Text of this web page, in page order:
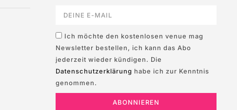
Ich möchte den kostenlosen venue mag
Newsletter bestellen, ich kann das Abo
jederzeit wieder kündigen. Die
Datenschutzerklärung habe ich zur Kenntnis
genommen.
ABONNIEREN